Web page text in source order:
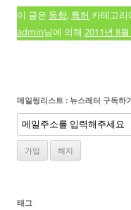
이 글은 동향, 특허 카테고리
admin님에 의해 2011년 8월
메일링리스트 : 뉴스레터 구독하
태그